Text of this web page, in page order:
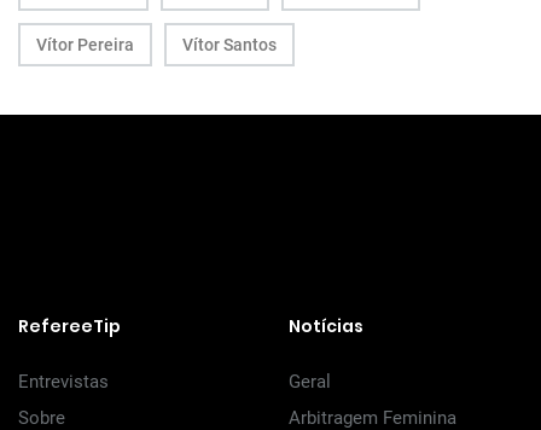
Vítor Pereira Vítor Santos
RefereeTip
Entrevistas
Sobre
Notícias
Geral
Arbitragem Feminina